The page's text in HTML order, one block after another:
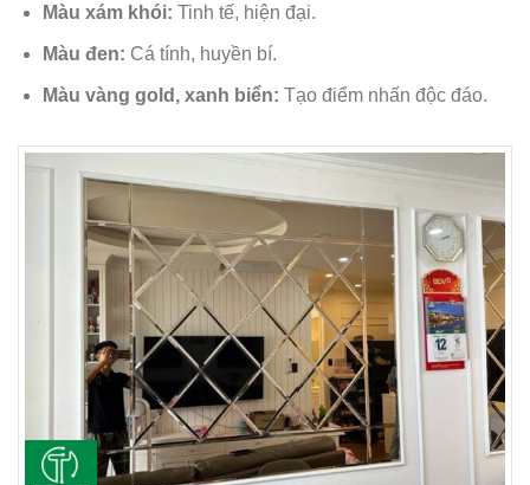
Màu xám khói: Tinh tế, hiện đại.
Màu đen: Cá tính, huyền bí.
Màu vàng gold, xanh biển: Tạo điểm nhấn độc đáo.